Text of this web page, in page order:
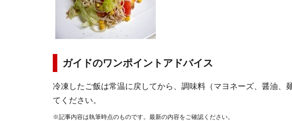
ガイドのワンポイントアドバイス
冷凍したご飯は常温に戻してから、調味料（マヨネーズ、醤油、
てください。
※記事内容は執筆時点のものです。最新の内容をご確認ください。